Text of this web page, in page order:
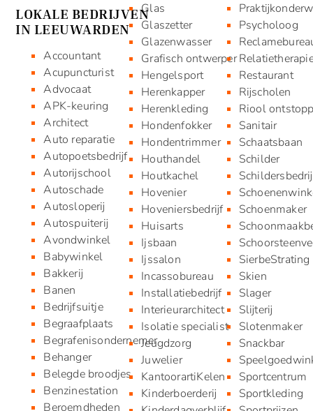
LOKALE BEDRIJVEN
IN LEEUWARDEN
Accountant
Acupuncturist
Advocaat
APK-keuring
Architect
Auto reparatie
Autopoetsbedrijf
Autorijschool
Autoschade
Autosloperij
Autospuiterij
Avondwinkel
Babywinkel
Bakkerij
Banen
Bedrijfsuitje
Begraafplaats
Begrafenisondernemer
Behanger
Belegde broodjes
Benzinestation
Beroemdheden
Glas
Glaszetter
Glazenwasser
Grafisch ontwerper
Hengelsport
Herenkapper
Herenkleding
Hondenfokker
Hondentrimmer
Houthandel
Houtkachel
Hovenier
Hoveniersbedrijf
Huisarts
Ijsbaan
Ijssalon
Incassobureau
Installatiebedrijf
Interieurarchitect
Isolatie specialist
Jeugdzorg
Juwelier
KantoorartiKelen
Kinderboerderij
Psycholoog
Restaurant
Rijscholen
Riool
Sanitair
Schaatsbaan
Schilder
Schoenmaker
SierbeStrating
Skien
Slager
Slijterij
Slotenmaker
Snackbar
Sportcentrum
Sportkleding